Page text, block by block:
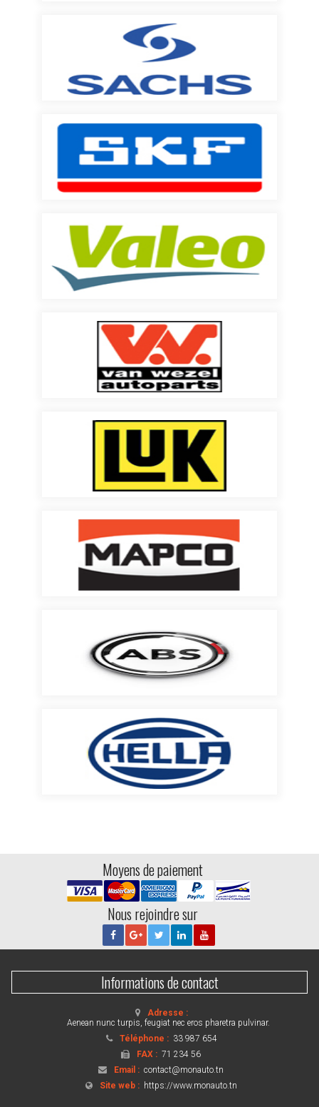
Moyens de paiement
Nous rejoindre sur
Informations de contact
Adresse :
Aenean nunc turpis, feugiat nec eros pharetra pulvinar.
Téléphone : 33 987 654
FAX :71 234 56
Email :contact@monauto.tn
Site web : https://www.monauto.tn